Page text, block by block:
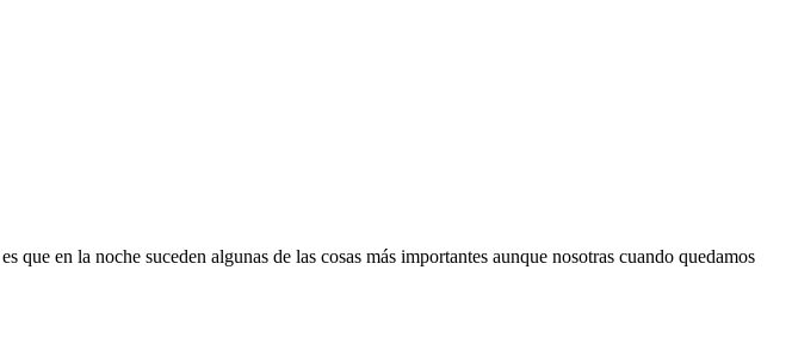
en la noche suceden algunas de las cosas más importantes aunque nosotras cuando quedamos